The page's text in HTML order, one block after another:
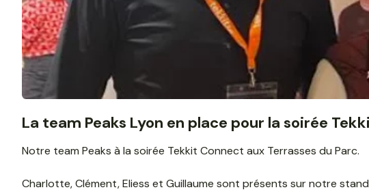
La team Peaks Lyon en place pour la soirée
Notre team Peaks à la soirée Tekkit Connect aux Terrasses du Parc.
Charlotte, Clément, Eliess et Guillaume sont présents sur notre